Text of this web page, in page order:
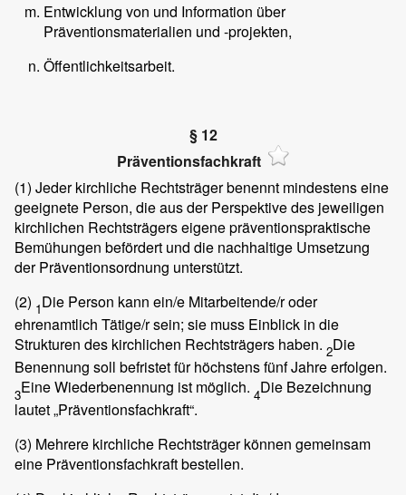
Entwicklung von und Information über
Präventionsmaterialien und -projekten,
Öffentlichkeitsarbeit.
§ 12
Präventionsfachkraft
(1) Jeder kirchliche Rechtsträger benennt mindestens eine
geeignete Person, die aus der Perspektive des jeweiligen
kirchlichen Rechtsträgers eigene präventionspraktische
Bemühungen befördert und die nachhaltige Umsetzung
der Präventionsordnung unterstützt.
(2) 1Die Person kann ein/e Mitarbeitende/r oder
ehrenamtlich Tätige/r sein; sie muss Einblick in die
Strukturen des kirchlichen Rechtsträgers haben. 2Die
Benennung soll befristet für höchstens fünf Jahre erfolgen.
3Eine Wiederbenennung ist möglich. 4Die Bezeichnung
lautet „Präventionsfachkraft“.
(3) Mehrere kirchliche Rechtsträger können gemeinsam
eine Präventionsfachkraft bestellen.